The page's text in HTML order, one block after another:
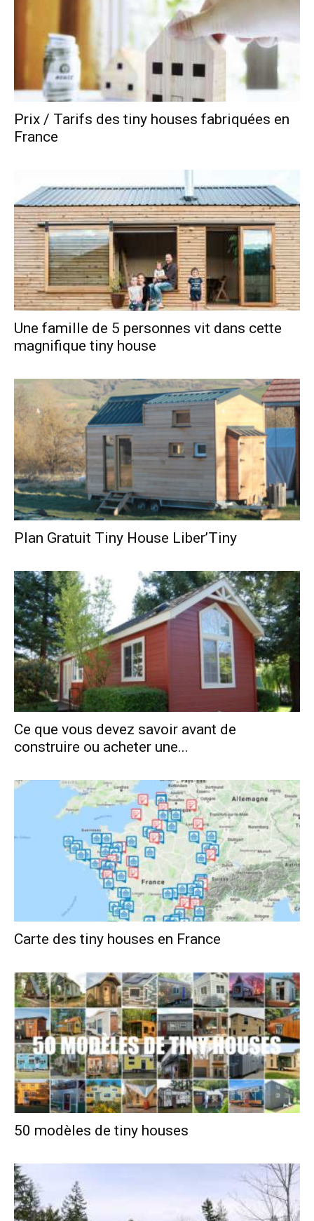
Prix / Tarifs des tiny houses fabriquées en
France
Une famille de 5 personnes vit dans cette
magnifique tiny house
Plan Gratuit Tiny House Liber’Tiny
Ce que vous devez savoir avant de
construire ou acheter une...
Carte des tiny houses en France
50 modèles de tiny houses